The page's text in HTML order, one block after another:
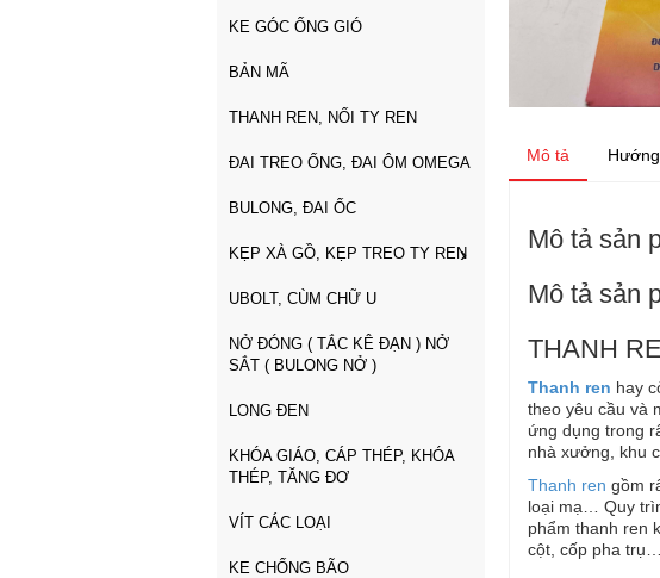
KE GÓC ỐNG GIÓ
BẢN MÃ
THANH REN, NỐI TY REN
ĐAI TREO ỐNG, ĐAI ÔM OMEGA
BULONG, ĐAI ỐC
KẸP XÀ GỒ, KẸP TREO TY REN
UBOLT, CÙM CHỮ U
NỞ ĐÓNG ( TẮC KÊ ĐẠN ) NỞ
SẮT ( BULONG NỞ )
LONG ĐEN
KHÓA GIÁO, CÁP THÉP, KHÓA
THÉP, TĂNG ĐƠ
VÍT CÁC LOẠI
KE CHỐNG BÃO
Mô tả
Mô tả sản
Mô tả sản
THANH
Thanh ren hay
theo yêu cầu và
ứng dụng trong
nhà xưởng, khu
Thanh ren gồm
loại mạ… Quy
phẩm thanh ren
cột, cốp pha